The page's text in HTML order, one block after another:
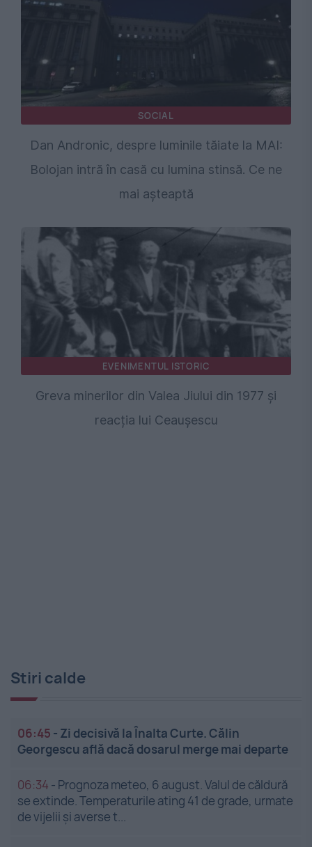
SOCIAL
Dan Andronic, despre luminile tăiate la MAI:
Bolojan intră în casă cu lumina stinsă. Ce ne
mai așteaptă
EVENIMENTUL ISTORIC
Greva minerilor din Valea Jiului din 1977 și
reacția lui Ceaușescu
Stiri calde
06:45 - Zi decisivă la Înalta Curte. Călin
Georgescu află dacă dosarul merge mai departe
06:34 - Prognoza meteo, 6 august. Valul de căldură
se extinde. Temperaturile ating 41 de grade, urmate
de vijelii și averse t...